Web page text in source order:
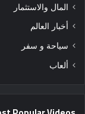
المال والاستثمار
أخبار العالم
سياحة و سفر
ألعاب